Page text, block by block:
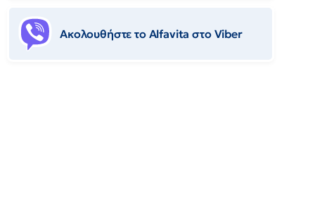
Ακολουθήστε το Αlfavita στο Viber